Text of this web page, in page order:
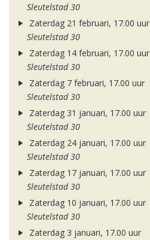
Sleutelstad 30
Zaterdag 21 februari, 17.00 uur
Sleutelstad 30
Zaterdag 14 februari, 17.00 uur
Sleutelstad 30
Zaterdag 7 februari, 17.00 uur
Sleutelstad 30
Zaterdag 31 januari, 17.00 uur
Sleutelstad 30
Zaterdag 24 januari, 17.00 uur
Sleutelstad 30
Zaterdag 17 januari, 17.00 uur
Sleutelstad 30
Zaterdag 10 januari, 17.00 uur
Sleutelstad 30
Zaterdag 3 januari, 17.00 uur